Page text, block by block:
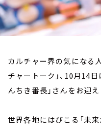
カルチャー界の気になる
チャートーク」、10月14
んちき番長」さんをお迎え
世界各地にはびこる「未